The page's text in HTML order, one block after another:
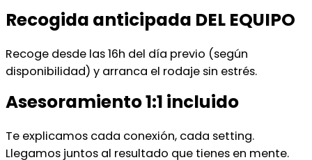
Recogida anticipada DEL EQUIPO
Recoge desde las 16h del día previo (según
disponibilidad) y arranca el rodaje sin estrés.
Asesoramiento 1:1 incluido
Te explicamos cada conexión, cada setting.
Llegamos juntos al resultado que tienes en mente.